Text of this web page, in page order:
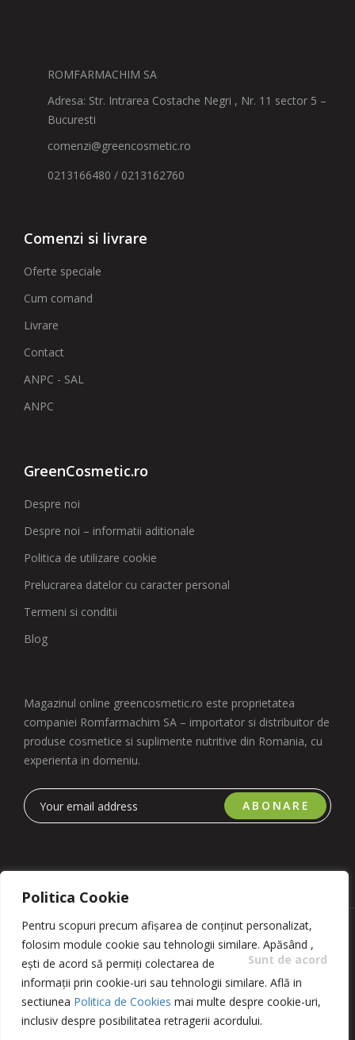
Politica Cookie
Pentru scopuri precum afișarea de conținut personalizat,
folosim module cookie sau tehnologii similare. Apăsând
Sunt de acord
,
ești de acord să permiți colectarea de
informații prin cookie-uri sau tehnologii similare. Află in
sectiunea Politica de Cookies mai multe despre cookie-uri,
inclusiv despre posibilitatea retragerii acordului.
ROMFARMACHIM SA
Adresa: Str. Intrarea Costache Negri , Nr. 11 sector 5 –
Bucuresti
comenzi@greencosmetic.ro
0213166480 / 0213162760
Comenzi si livrare
Oferte speciale
Cum comand
Livrare
Contact
ANPC - SAL
ANPC
GreenCosmetic.ro
Despre noi
Despre noi – informatii aditionale
Politica de utilizare cookie
Prelucrarea datelor cu caracter personal
Termeni si conditii
Blog
Magazinul online greencosmetic.ro este proprietatea
companiei Romfarmachim SA – importator si distribuitor de
produse cosmetice si suplimente nutritive din Romania, cu
experienta in domeniu.
ABONARE
Copyright 2023 © Romfarmachim SA. Realizat de Simplio
Software